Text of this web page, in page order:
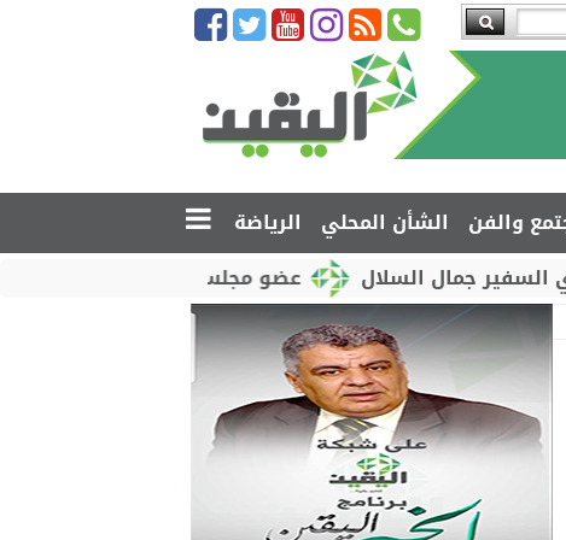
والفن الشأن المحلي
الرياضة
عضو مجلس القيادة محمود الصبيحي يدشّن
السلال